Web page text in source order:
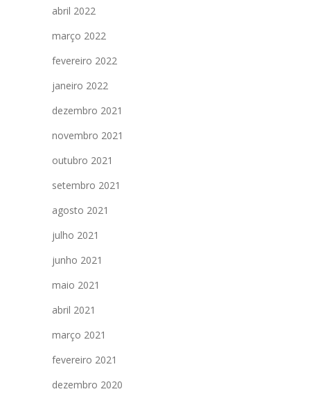
abril 2022
março 2022
fevereiro 2022
janeiro 2022
dezembro 2021
novembro 2021
outubro 2021
setembro 2021
agosto 2021
julho 2021
junho 2021
maio 2021
abril 2021
março 2021
fevereiro 2021
dezembro 2020